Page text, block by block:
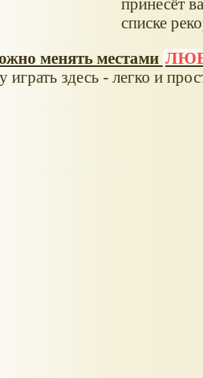
списке
менять местами
играть здесь - легко и